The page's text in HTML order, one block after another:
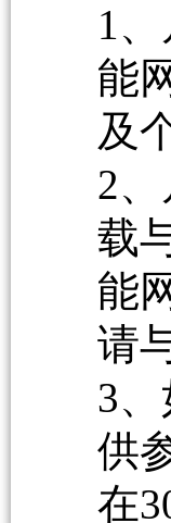
1
能
及
2
载
能
请
3
供
在